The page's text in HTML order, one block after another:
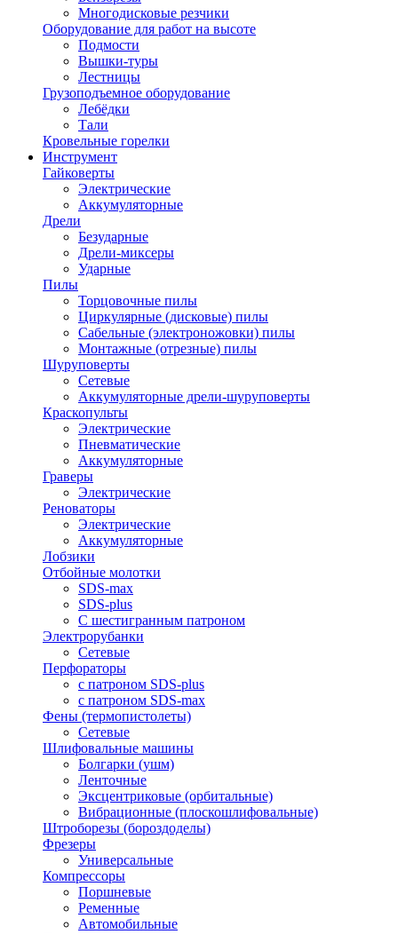
Многодисковые резчики
Оборудование для работ на высоте
Подмости
Вышки-туры
Лестницы
Грузоподъемное оборудование
Лебёдки
Тали
Кровельные горелки
Инструмент
Гайковерты
Электрические
Аккумуляторные
Дрели
Безударные
Дрели-миксеры
Ударные
Пилы
Торцовочные пилы
Циркулярные (дисковые) пилы
Сабельные (электроножовки) пилы
Монтажные (отрезные) пилы
Шуруповерты
Сетевые
Аккумуляторные дрели-шуруповерты
Краскопульты
Электрические
Пневматические
Аккумуляторные
Граверы
Электрические
Реноваторы
Электрические
Аккумуляторные
Лобзики
Отбойные молотки
SDS-max
SDS-plus
С шестигранным патроном
Электрорубанки
Сетевые
Перфораторы
с патроном SDS-plus
с патроном SDS-max
Фены (термопистолеты)
Сетевые
Шлифовальные машины
Болгарки (ушм)
Ленточные
Эксцентриковые (орбитальные)
Вибрационные (плоскошлифовальные)
Штроборезы (бороздоделы)
Фрезеры
Универсальные
Компрессоры
Поршневые
Ременные
Автомобильные